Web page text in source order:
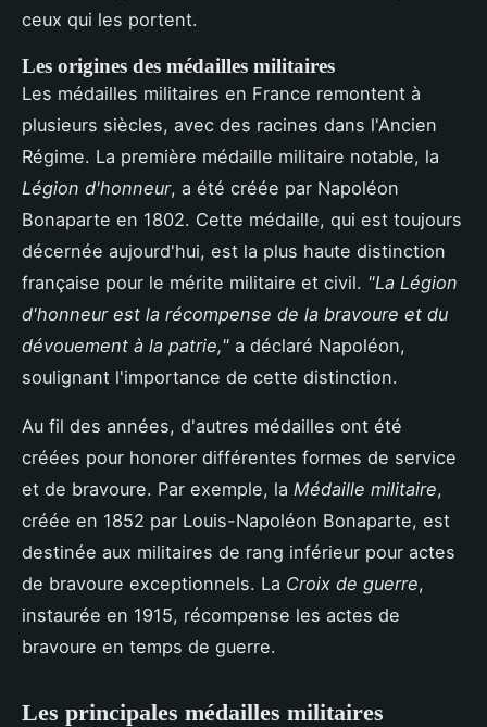
ceux qui les portent.
Les origines des médailles militaires
Les médailles militaires en France remontent à
plusieurs siècles, avec des racines dans l'Ancien
Régime. La première médaille militaire notable, la
Légion d'honneur, a été créée par Napoléon
Bonaparte en 1802. Cette médaille, qui est toujours
décernée aujourd'hui, est la plus haute distinction
française pour le mérite militaire et civil. "La Légion
d'honneur est la récompense de la bravoure et du
dévouement à la patrie," a déclaré Napoléon,
soulignant l'importance de cette distinction.
Au fil des années, d'autres médailles ont été
créées pour honorer différentes formes de service
et de bravoure. Par exemple, la Médaille militaire,
créée en 1852 par Louis-Napoléon Bonaparte, est
destinée aux militaires de rang inférieur pour actes
de bravoure exceptionnels. La Croix de guerre,
instaurée en 1915, récompense les actes de
bravoure en temps de guerre.
Les principales médailles militaires